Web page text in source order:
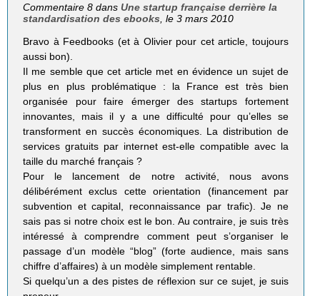
Commentaire 8 dansUne startup française derrière la
standardisation des ebooks , le 3 mars 2010
Bravo à Feedbooks (et à Olivier pour cet article, toujours
aussi bon).
Il me semble que cet article met en évidence un sujet de
plus en plus problématique : la France est très bien
organisée pour faire émerger des startups fortement
innovantes, mais il y a une difficulté pour qu’elles se
transforment en succès économiques. La distribution de
services gratuits par internet est-elle compatible avec la
taille du marché français ?
Pour le lancement de notre activité, nous avons
délibérément exclus cette orientation (financement par
subvention et capital, reconnaissance par trafic). Je ne
sais pas si notre choix est le bon. Au contraire, je suis très
intéressé à comprendre comment peut s’organiser le
passage d’un modèle “blog” (forte audience, mais sans
chiffre d’affaires) à un modèle simplement rentable.
Si quelqu’un a des pistes de réflexion sur ce sujet, je suis